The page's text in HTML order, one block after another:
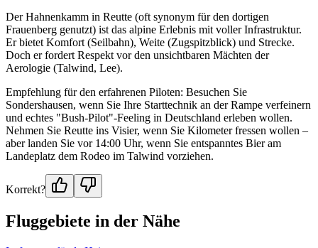
Der Hahnenkamm in Reutte (oft synonym für den dortigen
Frauenberg genutzt) ist das alpine Erlebnis mit voller Infrastruktur.
Er bietet Komfort (Seilbahn), Weite (Zugspitzblick) und Strecke.
Doch er fordert Respekt vor den unsichtbaren Mächten der
Aerologie (Talwind, Lee).
Empfehlung für den erfahrenen Piloten: Besuchen Sie
Sondershausen, wenn Sie Ihre Starttechnik an der Rampe verfeinern
und echtes "Bush-Pilot"-Feeling in Deutschland erleben wollen.
Nehmen Sie Reutte ins Visier, wenn Sie Kilometer fressen wollen –
aber landen Sie vor 14:00 Uhr, wenn Sie entspanntes Bier am
Landeplatz dem Rodeo im Talwind vorziehen.
Korrekt?
Fluggebiete in der Nähe